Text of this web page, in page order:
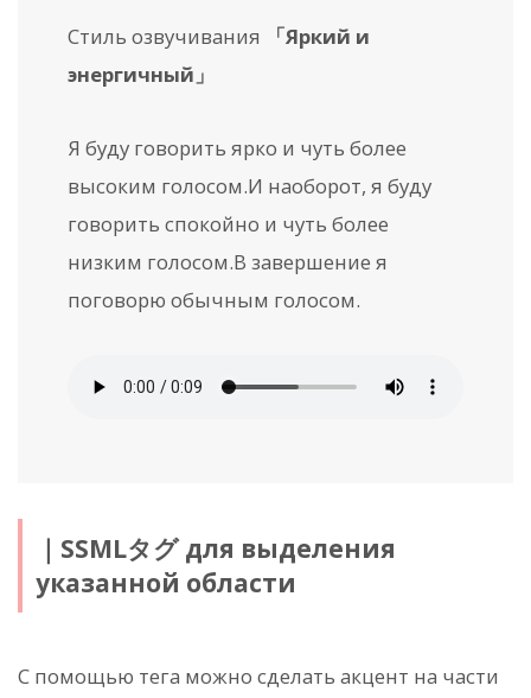
Стиль озвучивания
「Яркий и
энергичный」
Я буду говорить ярко и чуть более
высоким голосом.И наоборот, я буду
говорить спокойно и чуть более
низким голосом.В завершение я
поговорю обычным голосом.
｜SSMLタグ для выделения
указанной области
С помощью тега можно сделать акцент на части